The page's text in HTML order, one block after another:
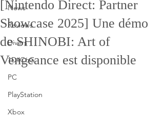
News
Reviews
Divers
1D#CoG
PC
PlayStation
Xbox
[Nintendo Direct: Partner
Showcase 2025] Une démo
de SHINOBI: Art of
Vengeance est disponible